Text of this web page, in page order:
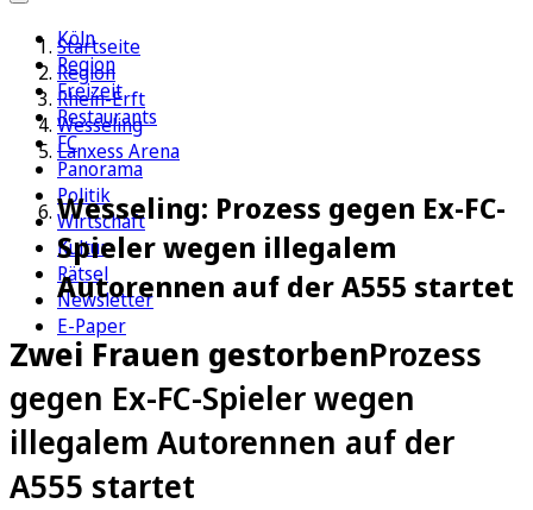
Köln
Region
Freizeit
Restaurants
FC
Panorama
Politik
Wirtschaft
Kultur
Rätsel
Newsletter
E-Paper
Startseite
Region
Rhein-Erft
Wesseling
Lanxess Arena
Wesseling: Prozess gegen Ex-FC-
Spieler wegen illegalem
Autorennen auf der A555 startet
Zwei Frauen gestorbenProzess
gegen Ex-FC-Spieler wegen
illegalem Autorennen auf der
A555 startet